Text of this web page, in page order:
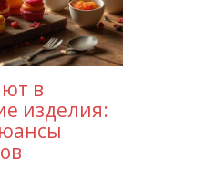
в
изделия: